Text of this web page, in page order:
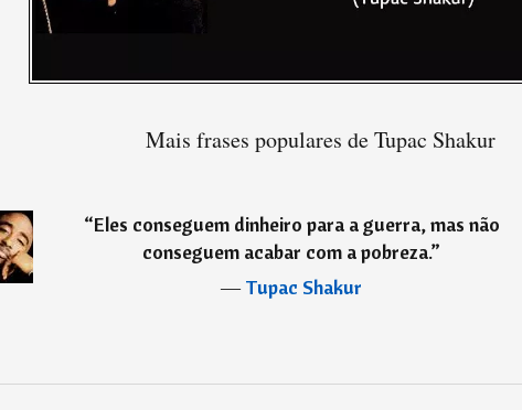
Mais frases populares de Tupac Shakur
“Eles conseguem dinheiro para a guerra, mas não
conseguem acabar com a pobreza.”
―Tupac Shakur